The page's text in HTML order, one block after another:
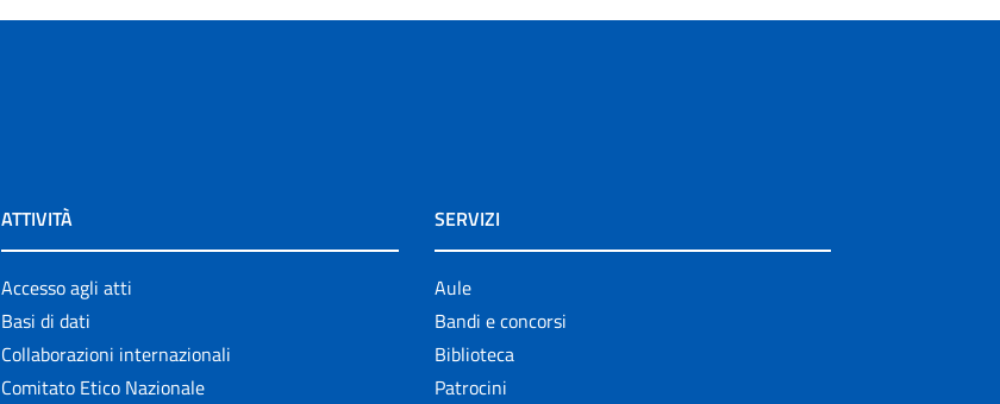
ATTIVITÀ
Accesso agli atti
Basi di dati
Collaborazioni internazionali
Comitato Etico Nazionale
SERVIZI
Aule
Bandi e concorsi
Biblioteca
Patrocini